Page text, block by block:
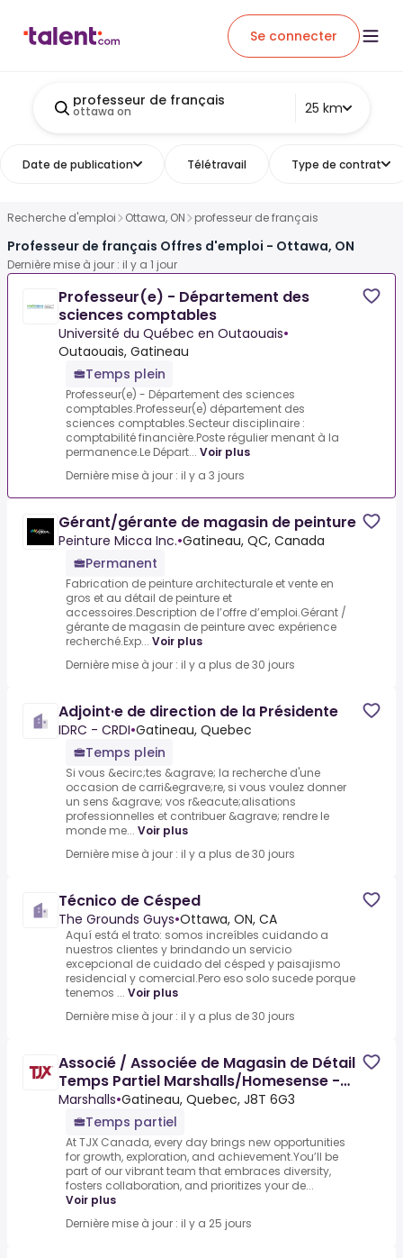
Se connecter
professeur de français
ottawa on 25 km
Date de publication Télétravail Type de contrat
Recherche d'emploi Ottawa, ON professeur de français
Professeur de français Offres d'emploi - Ottawa, ON
Dernière mise à jour : il y a 1 jour
Professeur(e) - Département des
sciences comptables
Université du Québec en Outaouais•
Outaouais, Gatineau
Temps plein
Professeur(e) - Département des sciences
comptables.Professeur(e) département des
sciences comptables.Secteur disciplinaire :
comptabilité financière.Poste régulier menant à la
permanence.Le Départ... Voir plus
Dernière mise à jour : il y a 3 jours
Gérant/gérante de magasin de peinture
Peinture Micca Inc.•Gatineau, QC, Canada
Permanent
Fabrication de peinture architecturale et vente en
gros et au détail de peinture et
accessoires.Description de l’offre d’emploi.Gérant /
gérante de magasin de peinture avec expérience
recherché.Exp... Voir plus
Dernière mise à jour : il y a plus de 30 jours
Adjoint·e de direction de la Présidente
IDRC - CRDI•Gatineau, Quebec
Temps plein
Si vous &ecirc;tes &agrave; la recherche d'une
occasion de carri&egrave;re, si vous voulez donner
un sens &agrave; vos r&eacute;alisations
professionnelles et contribuer &agrave; rendre le
monde me... Voir plus
Dernière mise à jour : il y a plus de 30 jours
Técnico de Césped
The Grounds Guys•Ottawa, ON, CA
Aquí está el trato: somos increíbles cuidando a
nuestros clientes y brindando un servicio
excepcional de cuidado del césped y paisajismo
residencial y comercial.Pero eso solo sucede porque
tenemos ... Voir plus
Dernière mise à jour : il y a plus de 30 jours
Associé / Associée de Magasin de Détail
Temps Partiel Marshalls/Homesense -
Promenade de Gatineau
Marshalls•Gatineau, Quebec, J8T 6G3
Temps partiel
At TJX Canada, every day brings new opportunities
for growth, exploration, and achievement.You’ll be
part of our vibrant team that embraces diversity,
fosters collaboration, and prioritizes your de...
Voir plus
Dernière mise à jour : il y a 25 jours